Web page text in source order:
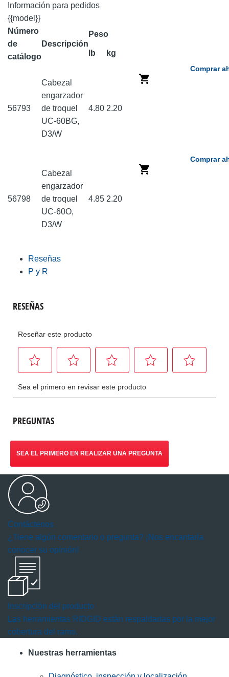
Información para pedidos
{{model}}
Número
de
catálogo
Descripción
Peso
lb kg
56793
Cabezal
engarzador
de troquel
UC-60BG,
D3/W
4.80 2.20
Comprar
56798
Cabezal
engarzador
de troquel
UC-60O,
D3/W
4.85 2.20
Comprar
Reseñas
P y R
PREGUNTAS
SEA EL PRIMERO EN REALIZAR UNA PREGUNTA
Contáctenos
¿Tiene algún comentario o pregunta? ¡Nos encantaría
conocer su opinión!
Inscripción del producto
Las herramientas RIDGID están respaldadas por la mejor
cobertura del ramo.
Nuestras herramientas